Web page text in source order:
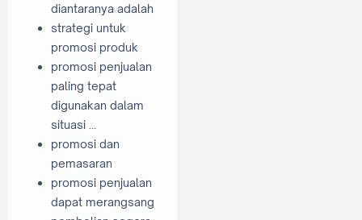
diantaranya adalah
strategi untuk
promosi produk
promosi penjualan
paling tepat
digunakan dalam
situasi …
promosi dan
pemasaran
promosi penjualan
dapat merangsang